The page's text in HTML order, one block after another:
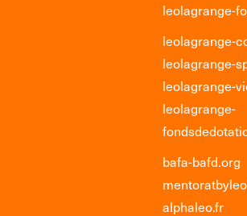
leolagrange-
leolagrange-
leolagrange-
leolagrange-
leolagrange-
bafa-bafd.org
alphaleo.fr